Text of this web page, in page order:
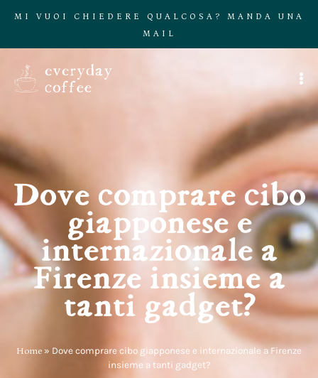
MI VUOI CHIEDERE QUALCOSA? MANDA UNA
MAIL
Dove comprare cibo
giapponese e
internazionale a
Firenze insieme a
tanti gadget?
Home » Dove comprare cibo giapponese e internazionale a Firenze
insieme a tanti gadget?